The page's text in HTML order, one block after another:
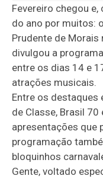
Fevereiro chegou
do ano por muitos:
Prudente de
divulgou a
entre os dias 14 e
atrações musicais.
Entre os destaques
de Classe, Brasil 70
apresentações que
programação
bloquinhos
Gente, voltado